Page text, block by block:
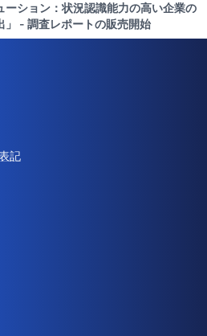
ーション：状況認識能力の高い企業の
」 - 調査レポートの販売開始
記